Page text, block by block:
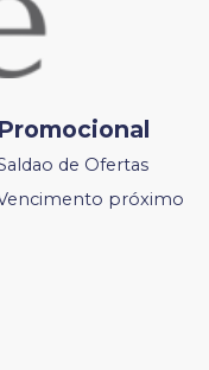
Promocional
de Ofertas
próximo